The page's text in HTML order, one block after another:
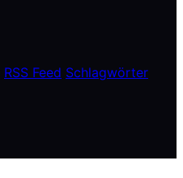
RSS Feed Schlagwörter